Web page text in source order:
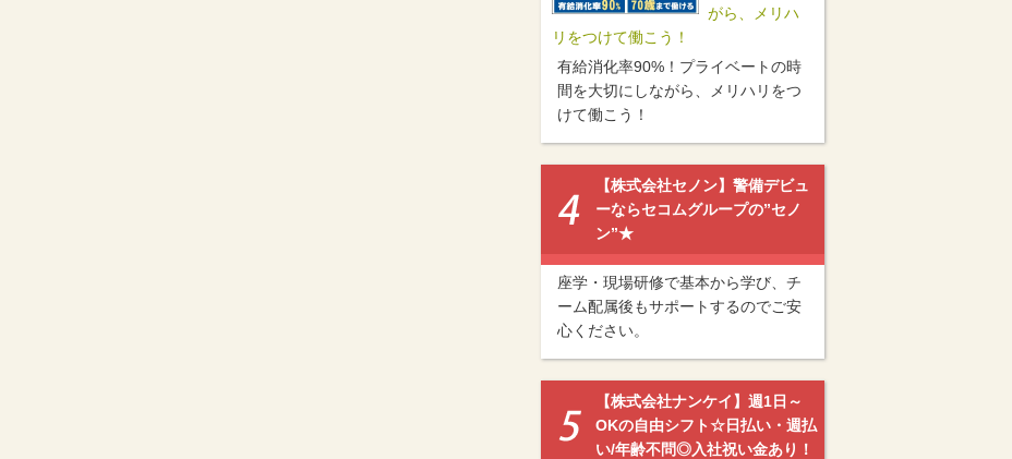
がら、メリハ
リをつけて働こう！
有給消化率90%！プライベートの時
間を大切にしながら、メリハリをつ
けて働こう！
【株式会社セノン】警備デビュ
ーならセコムグループの”セノ
ン”★
座学・現場研修で基本から学び、チ
ーム配属後もサポートするのでご安
心ください。
【株式会社ナンケイ】週1日～
OKの自由シフト☆日払い・週払
い/年齢不問◎入社祝い金あり！